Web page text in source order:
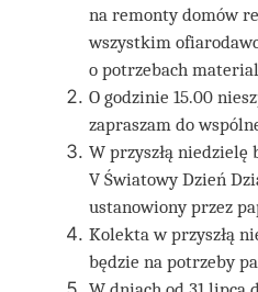
na remonty domów
wszystkim
o potrzebach
O godzinie 15.00
zapraszam do
W przyszłą niedzielę
V Światowy Dzień
ustanowiony przez
Kolekta w przyszłą
będzie na potrzeby